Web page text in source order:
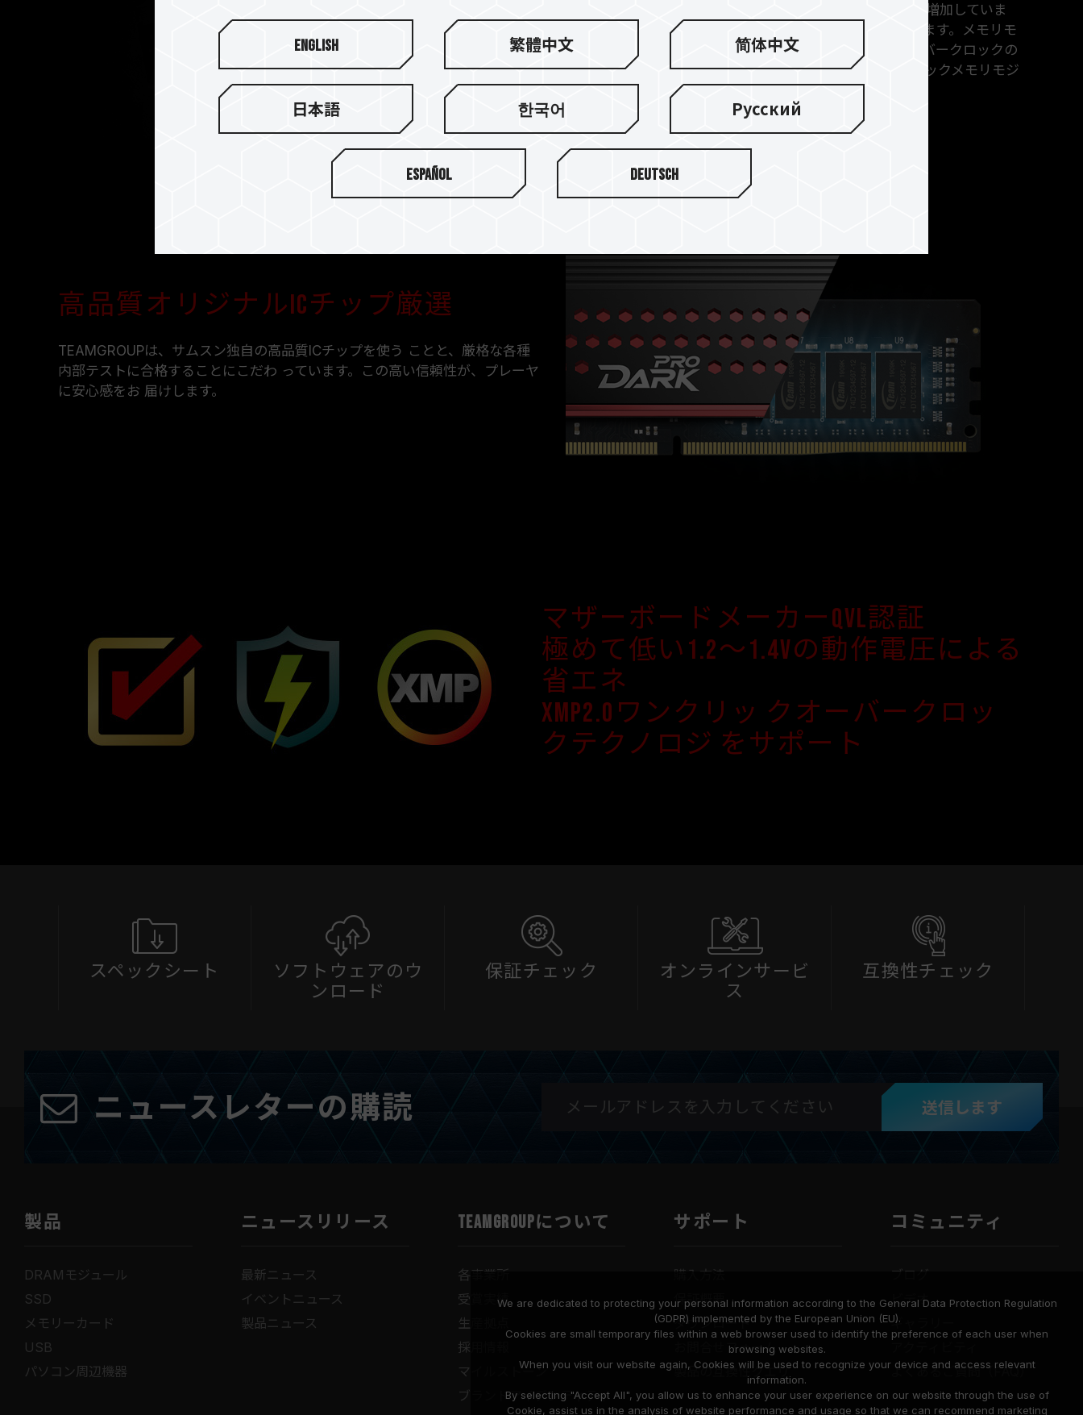
を拡げています。一般的なメモリと比較して、送信信号が35％増加していま
す。送電と信号との干渉が発生しないため、性能が向上しています。メモリモ
ジュールの転送が完全にリリースされ、ゲームプレーヤにオーバークロックの
究極の興奮をもたらすとともに、非常に安定したオーバークロックメモリモジ
ュールを実現しています。
高品質オリジナルICチップ厳選
TEAMGROUPは、サムスン独自の高品質ICチップを使う ことと、厳格な各種
内部テストに合格することにこだわ っています。この高い信頼性が、プレーヤ
に安心感をお 届けします。
マザーボードメーカーQVL認証
極めて低い1.2～1.4Vの動作電圧による
省エネ
XMP2.0ワンクリッ クオーバークロッ
クテクノロジ をサポート
スペックシート
ソフトウェアのウ
ンロード
保証チェック
オンラインサービ
ス
互換性チェック
ニュースレターの購読 送信します
製品
DRAMモジュール
SSD
メモリーカード
USB
パソコン周辺機器
ニュースリリース
最新ニュース
イベントニュース
製品ニュース
TEAMGROUPについて
各事業所
受賞実績
生産拠点
採用情報
マイルストーン
ブランドアイデンティティ
サポート
購入方法
保証概要
ダウンロード
お問合せフォーム
製品の互換性クエリ
コミュニティ
ブログ
ビデオ
ギャラリー
よくあるご質問（FAQ）
English 繁體中文 简体中文
日本語 한국어 Русский
Español Deutsch
We are dedicated to protecting your personal information according to the General Data Protection Regulation
(GDPR) implemented by the European Union (EU).
Cookies are small temporary files within a web browser used to identify the preference of each user when
browsing websites.
When you visit our website again, Cookies will be used to recognize your device and access relevant
information.
By selecting "Accept All", you allow us to enhance your user experience on our website through the use of
Cookie, assist us in the analysis of website performance and usage so that we can recommend marketing